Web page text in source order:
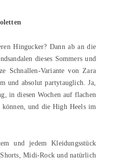
Hingucker? Dann ab an die
dieses Sommers und
Schnallen-Variante von Zara
und absolut partytauglich. Ja,
in diesen Wochen auf flachen
können, und die High Heels im
und jedem Kleidungsstück
Midi-Rock und natürlich